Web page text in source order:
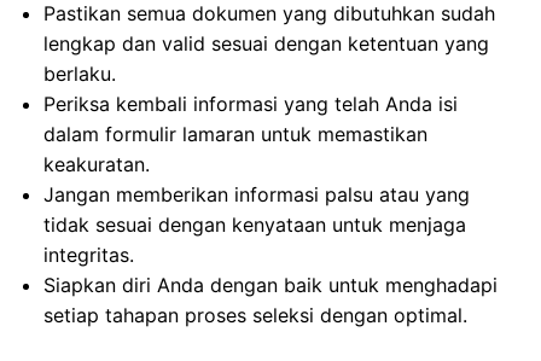
Pastikan semua dokumen yang dibutuhkan sudah
lengkap dan valid sesuai dengan ketentuan yang
berlaku.
Periksa kembali informasi yang telah Anda isi
dalam formulir lamaran untuk memastikan
keakuratan.
Jangan memberikan informasi palsu atau yang
tidak sesuai dengan kenyataan untuk menjaga
integritas.
Siapkan diri Anda dengan baik untuk menghadapi
setiap tahapan proses seleksi dengan optimal.